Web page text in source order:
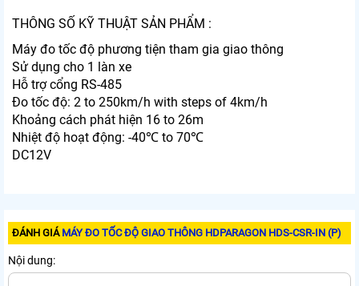
THÔNG SỐ KỸ THUẬT SẢN PHẨM :
Máy đo tốc độ phương tiện tham gia giao thông
Sử dụng cho 1 làn xe
Hỗ trợ cổng RS-485
Đo tốc độ: 2 to 250km/h with steps of 4km/h
Khoảng cách phát hiện 16 to 26m
Nhiệt độ hoạt động: -40℃ to 70℃
DC12V
ĐÁNH GIÁ MÁY ĐO TỐC ĐỘ GIAO THÔNG HDPARAGON HDS-CSR-IN (P)
Nội dung: